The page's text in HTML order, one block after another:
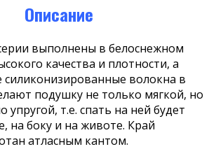
Описание
выполнены в белоснежном
качества и плотности, а
силиконизированные волокна в
подушку не только мягкой, но
т.е. спать на ней будет
на боку и на животе. Край
атласным кантом.